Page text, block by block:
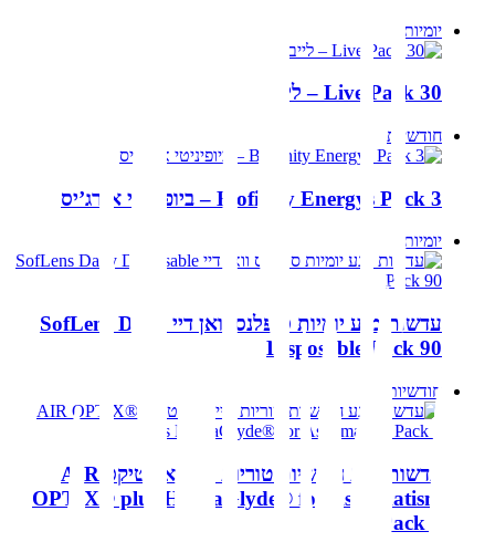
יומיות
Live Pack 30 – לייב
חודשיות
Biofinity Energys Pack 3 – ביופיניטי אנרג’יס
יומיות
עדשות מגע יומיות סופלנס וואן דיי SofLens Daily
Disposable Pack 90
חודשיות
עדשות מגע חודשיות טוריות אייר אופטיקס AIR
OPTIX® plus HydraGlyde® for Astigmatism
Pack 6